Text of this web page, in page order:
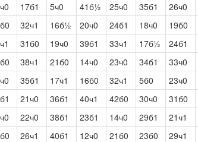
17б1 5ч0 41б½ 25ч0 35б1 26ч0
32ч1 16б½ 20ч0 24б1 18ч0 19б0
31б0 19ч0 39б1 33ч1 17б½ 24б1
38ч1 21б0 14ч0 23ч0 34б1 33ч0
35б1 17ч1 16б0 32ч1 5б0 23ч0
21ч0 36б1 40ч1 42б0 30ч0 31б0
22ч0 38б1 23б1 14ч0 29б1 21ч1
26ч1 40б1 12ч0 21б0 23б0 29ч1